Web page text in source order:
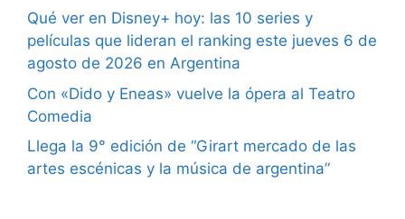
Qué ver en Disney+ hoy: las 10 series y
películas que lideran el ranking este jueves 6 de
agosto de 2026 en Argentina
Con «Dido y Eneas» vuelve la ópera al Teatro
Comedia
Llega la 9° edición de “Girart mercado de las
artes escénicas y la música de argentina”